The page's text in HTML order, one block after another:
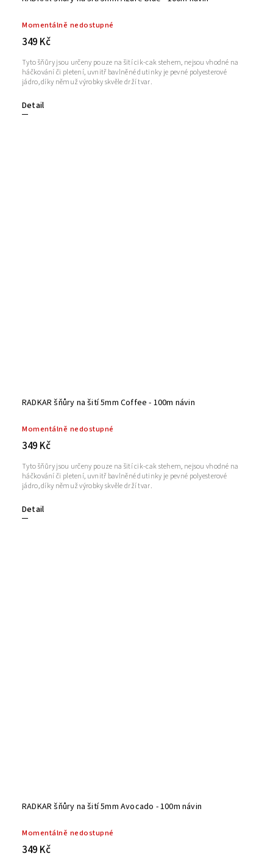
Momentálně nedostupné
349 Kč
Detail
Tyto šňůry jsou určeny pouze na šití cik-cak stehem, nejsou vhodné na
háčkování či pletení, uvnitř bavlněné dutinky je pevné polyesterové
jádro, díky němuž výrobky skvěle drží tvar.
RADKAR šňůry na šití 5mm Coffee - 100m návin
Momentálně nedostupné
349 Kč
Detail
Tyto šňůry jsou určeny pouze na šití cik-cak stehem, nejsou vhodné na
háčkování či pletení, uvnitř bavlněné dutinky je pevné polyesterové
jádro, díky němuž výrobky skvěle drží tvar.
RADKAR šňůry na šití 5mm Avocado - 100m návin
Momentálně nedostupné
349 Kč